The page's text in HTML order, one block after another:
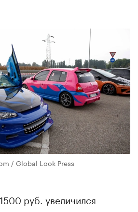
/ Global Look Press
руб. увеличился